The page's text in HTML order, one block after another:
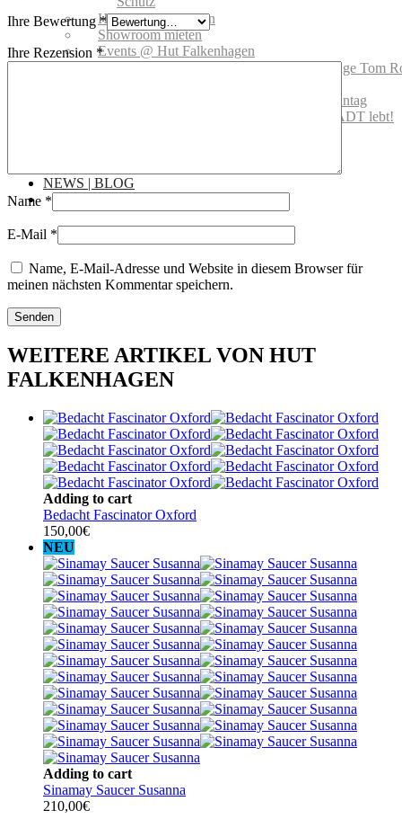
Handelsvertretungen
Showroom mieten
Events @ Hut Falkenhagen
Hut Falkenhagen wird 100! Vernissage Tom
Hutfitting 2018: Für Audi Ascot Renntag
Offizielle Eröffnung – DIE ALTSTADT lebt!
NEWS | BLOG
Ihre Bewertung*
Ihre Rezension *
Name *
E-Mail *
Name, E-Mail-Adresse und Website in diesem Browser für
meinen nächsten Kommentar speichern.
WEITERE ARTIKEL VON HUT
FALKENHAGEN
Adding to cart
Bedacht Fascinator Oxford
150,00€
NEU
Adding to cart
Sinamay Saucer Susanna
210,00€